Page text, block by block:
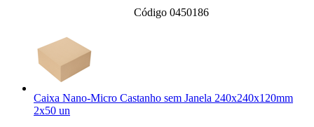
Código 0450186
Caixa Nano-Micro Castanho sem Janela 240x240x120mm
2x50 un